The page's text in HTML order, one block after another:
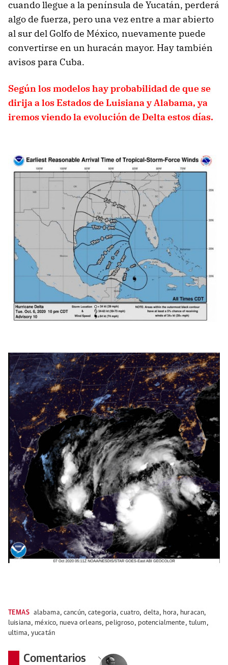
cuando llegue a la península de Yucatán, perderá
algo de fuerza, pero una vez entre a mar abierto
al sur del Golfo de México, nuevamente puede
convertirse en un huracán mayor. Hay también
avisos para Cuba.
Según los modelos hay probabilidad de que se
dirija a los Estados de Luisiana y Alabama, ya
iremos viendo la evolución de Delta estos días.
TEMAS alabama, cancún,categoria,cuatro, delta, hora, huracan,
luisiana, méxico, nueva orleans, peligroso, potencialmente, tulum ,
ultima,yucatán
Comentarios